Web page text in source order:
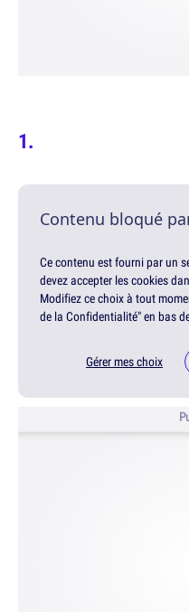
Contenu bloqué
Ce contenu est fourni par un
devez accepter les cookies
Modifiez ce choix à tout
de la Confidentialité" en bas
Gérer mes choix